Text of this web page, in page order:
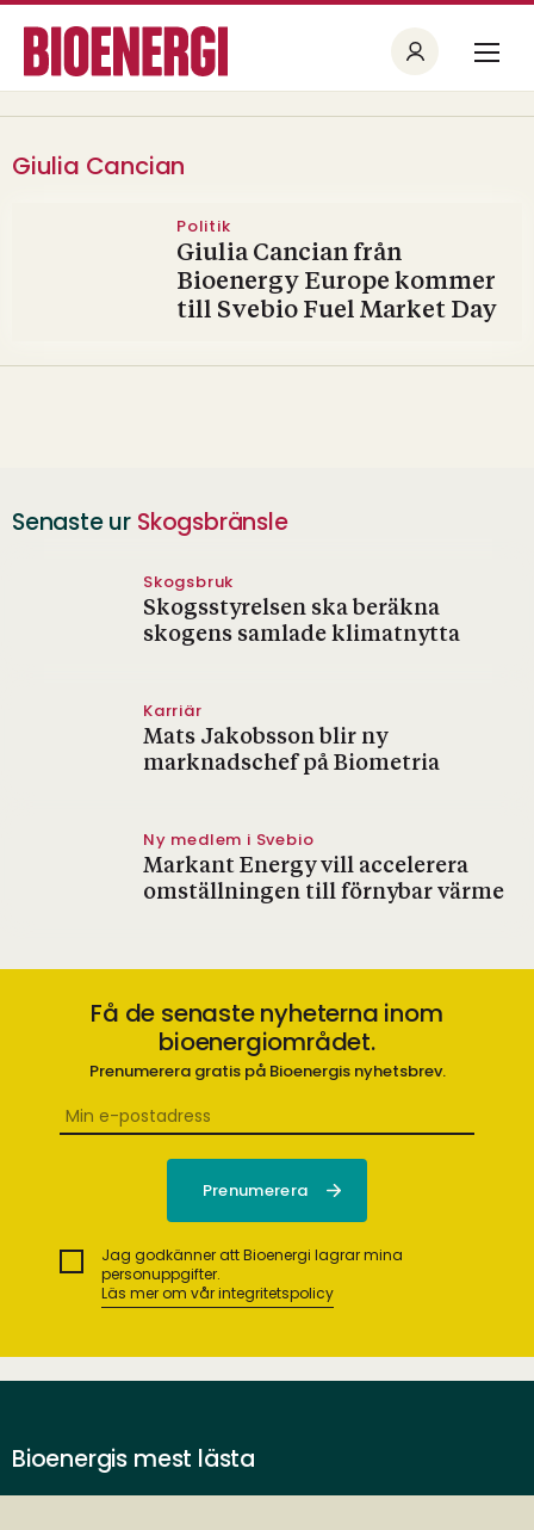
Giulia Cancian
Politik
Giulia Cancian från
Bioenergy Europe kommer
till Svebio Fuel Market Day
Senaste ur Skogsbränsle
Skogsbruk
Skogsstyrelsen ska beräkna
skogens samlade klimatnytta
Karriär
Mats Jakobsson blir ny
marknadschef på Biometria
Ny medlem i Svebio
Markant Energy vill accelerera
omställningen till förnybar värme
Få de senaste nyheterna inom
bioenergiområdet.
Prenumerera gratis på Bioenergis nyhetsbrev.
Jag godkänner att Bioenergi lagrar mina
personuppgifter.
Läs mer om vår integritetspolicy
Bioenergis mest lästa